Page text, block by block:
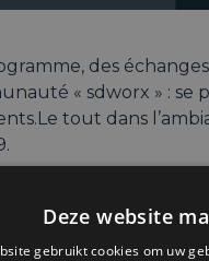
des
« sdworx » : se
tout dans
19h00 : Accueil
Deze website
gebruikt cookies om uw